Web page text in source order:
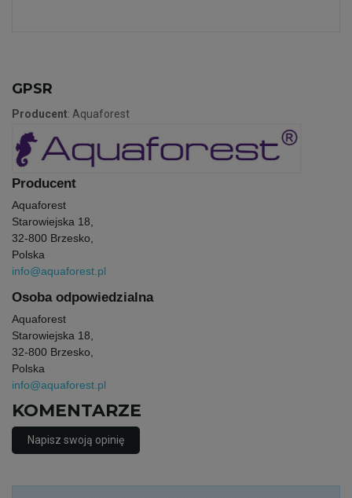
GPSR
Producent: Aquaforest
Producent
Aquaforest
Starowiejska 18,
32-800 Brzesko,
Polska
info@aquaforest.pl
Osoba odpowiedzialna
Aquaforest
Starowiejska 18,
32-800 Brzesko,
Polska
info@aquaforest.pl
KOMENTARZE
Napisz swoją opinię